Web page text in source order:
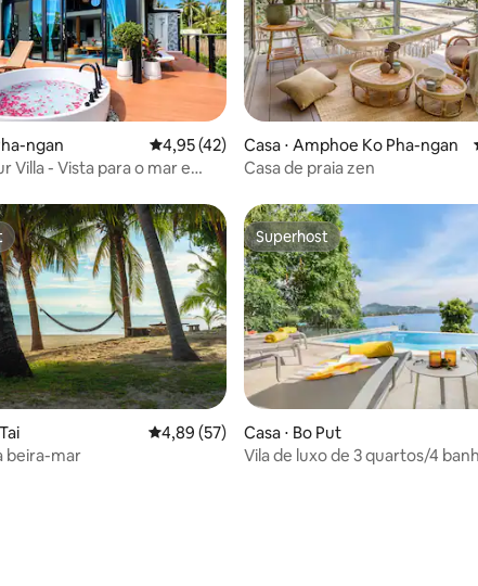
de 5, 142 avaliações
ngan 4,95 de uma avaliação média de 5, 42
4,95 (42)
Villa - Vista para o mar e
Casa ⋅ Amphoe Ko Pha-ngan
Casa de praia zen
de 5, 15 avaliações
4,89 de uma avaliação média de 5, 57
4,89 (57)
beira-mar
Superhost
Superhost
Casa ⋅ Bo Put
Vila de luxo de 3 quartos/4